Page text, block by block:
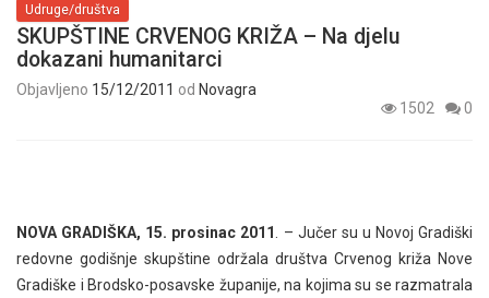
Udruge/društva
SKUPŠTINE CRVENOG KRIŽA – Na djelu
dokazani humanitarci
Objavljeno 15/12/2011 od Novagra
1502
0
NOVA GRADIŠKA, 15. prosinac 2011
. – Jučer su u Novoj Gradiški
redovne godišnje skupštine održala društva Crvenog križa Nove
Gradiške i Brodsko-posavske županije, na kojima su se razmatrala